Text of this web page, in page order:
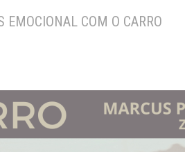
EMOCIONAL COM O CARRO